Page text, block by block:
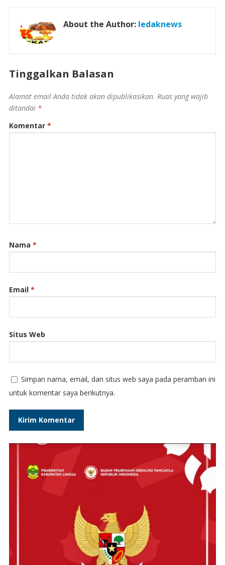
About the Author: ledaknews
Tinggalkan Balasan
Alamat email Anda tidak akan dipublikasikan. Ruas yang wajib
ditandai *
Komentar *
Nama *
Email *
Situs Web
Simpan nama, email, dan situs web saya pada peramban ini
untuk komentar saya berikutnya.